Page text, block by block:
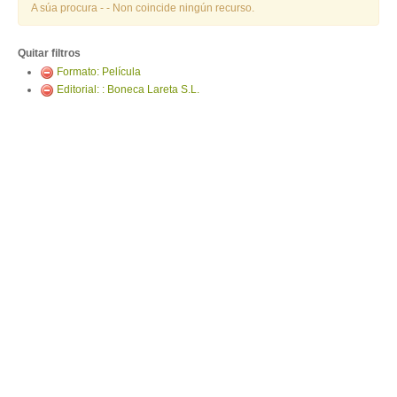
A súa procura - - Non coincide ningún recurso.
Quitar filtros
Formato: Película
Editorial: : Boneca Lareta S.L.